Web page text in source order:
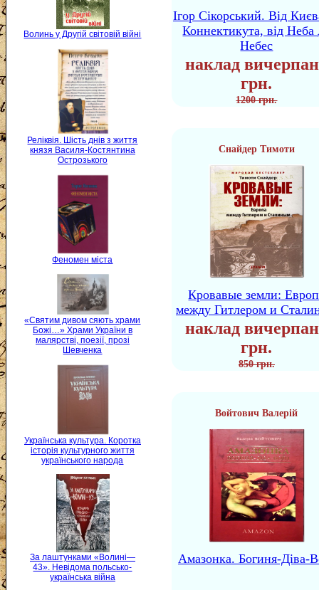
Волинь у Другій світовій війні
Реліквія. Шість днів з життя
князя Василя-Костянтина
Острозького
Феномен міста
«Святим дивом сяють храми
Божі…» Храми України в
малярстві, поезії, прозі
Шевченка
Українська культура. Коротка
історія культурного життя
українського народа
За лаштунками «Волині—
43». Невідома польсько-
українська війна
Ігор Сікорський. Від
Коннектикута, від Неба
Небес
наклад
грн.
1200 грн.
Снайдер Тимоти
Кровавые земли:
между Гитлером и
наклад
грн.
850 грн.
Войтович Валерій
Амазонка. Богиня-Діва-